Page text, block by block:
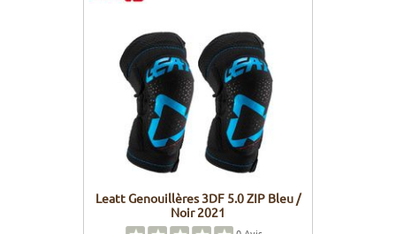
Leatt Genouillères 3DF 5.0 ZIP Bleu /
Noir 2021